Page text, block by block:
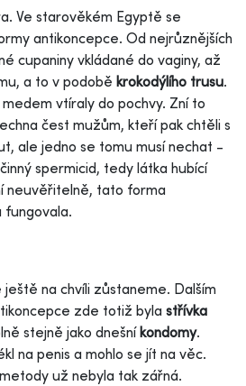
Ve starověkém Egyptě se
antikoncepce. Od nejrůznějších
cupaniny vkládané do vaginy, až
a to v podobě krokodýlího trusu.
vtíraly do pochvy. Zní to
čest mužům, kteří pak chtěli s
ale jedno se tomu musí nechat -
spermicid, tedy látka hubící
neuvěřitelně, tato forma
fungovala.
na chvíli zůstaneme. Dalším
zde totiž byla střívka
stejně jako dnešníkondomy.
na penis a mohlo se jít na věc.
už nebyla tak zářná.